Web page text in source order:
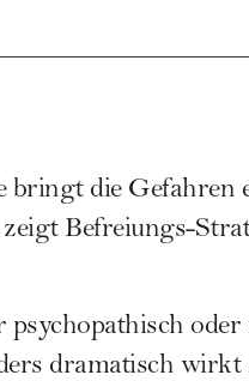
bringt die Gefahren
Befreiungs-
oder
dramatisch wirkt